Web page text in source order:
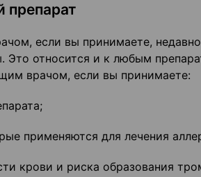
препарат
если вы принимаете,
Это относится и к любым
врачом, если вы принимаете:
применяются для лечения
крови и риска образования